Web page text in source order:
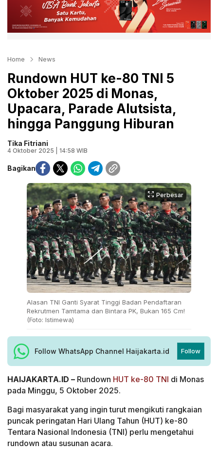
Home News
Rundown HUT ke-80 TNI 5
Oktober 2025 di Monas,
Upacara, Parade Alutsista,
hingga Panggung Hiburan
Tika Fitriani
4 Oktober 2025 | 14:58 WIB
Bagikan
Perbesar
Alasan TNI Ganti Syarat Tinggi Badan Pendaftaran
Rekrutmen Tamtama dan Bintara PK, Bukan 165 Cm!
(Foto: Istimewa)
Follow WhatsApp Channel Haijakarta.id Follow
HAIJAKARTA.ID – Rundown HUT ke-80 TNI di Monas
pada Minggu, 5 Oktober 2025.
Bagi masyarakat yang ingin turut mengikuti rangkaian
puncak peringatan Hari Ulang Tahun (HUT) ke-80
Tentara Nasional Indonesia (TNI) perlu mengetahui
rundown atau susunan acara.